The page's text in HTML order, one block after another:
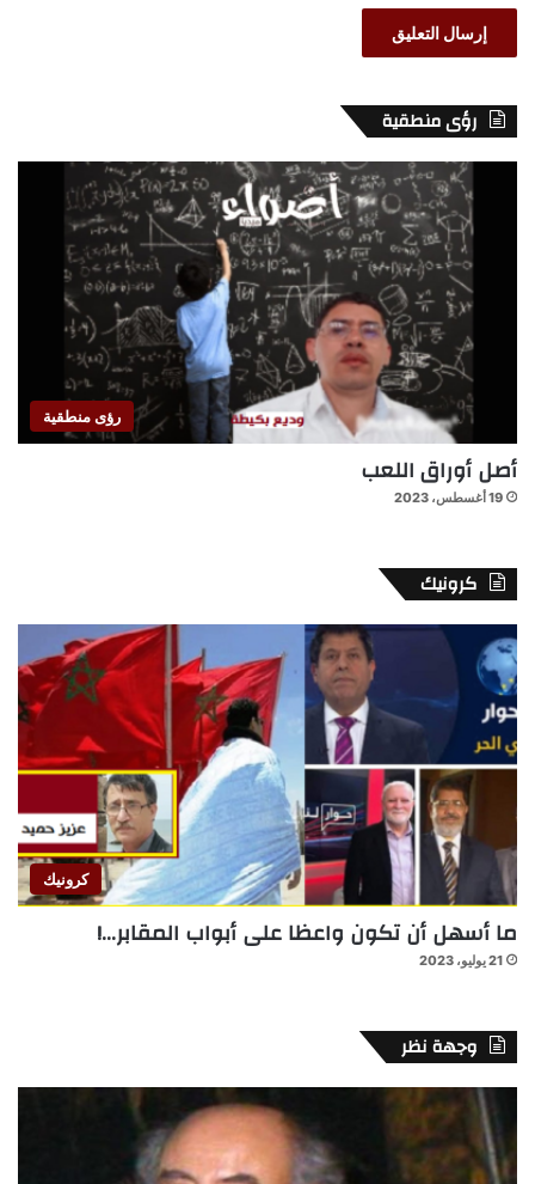
رؤى منطقية
رؤى منطقية
أصل أوراق اللعب
19 أغسطس، 2023
كرونيك
كرونيك
ما أسهل أن تكون واعظا على أبواب المقابر…!
21 يوليو، 2023
وجهة نظر